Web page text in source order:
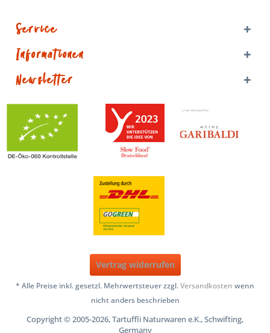
Service
Informationen
Newsletter
Vertrag widerrufen
* Alle Preise inkl. gesetzl. Mehrwertsteuer zzgl.Versandkosten wenn
nicht anders beschrieben
Copyright © 2005-2026, Tartuffli Naturwaren e.K., Schwifting,
Germany